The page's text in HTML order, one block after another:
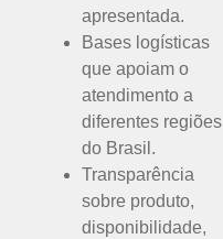
apresentada.
Bases logísticas
que apoiam o
atendimento a
diferentes regiões
do Brasil.
Transparência
sobre produto,
disponibilidade,